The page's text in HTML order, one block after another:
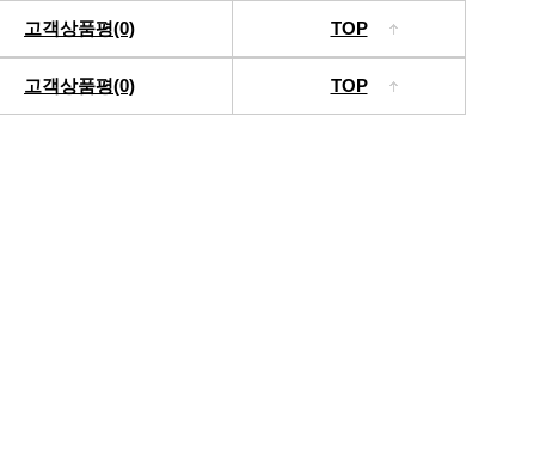
고객상품평(0) TOP
고객상품평(0) TOP